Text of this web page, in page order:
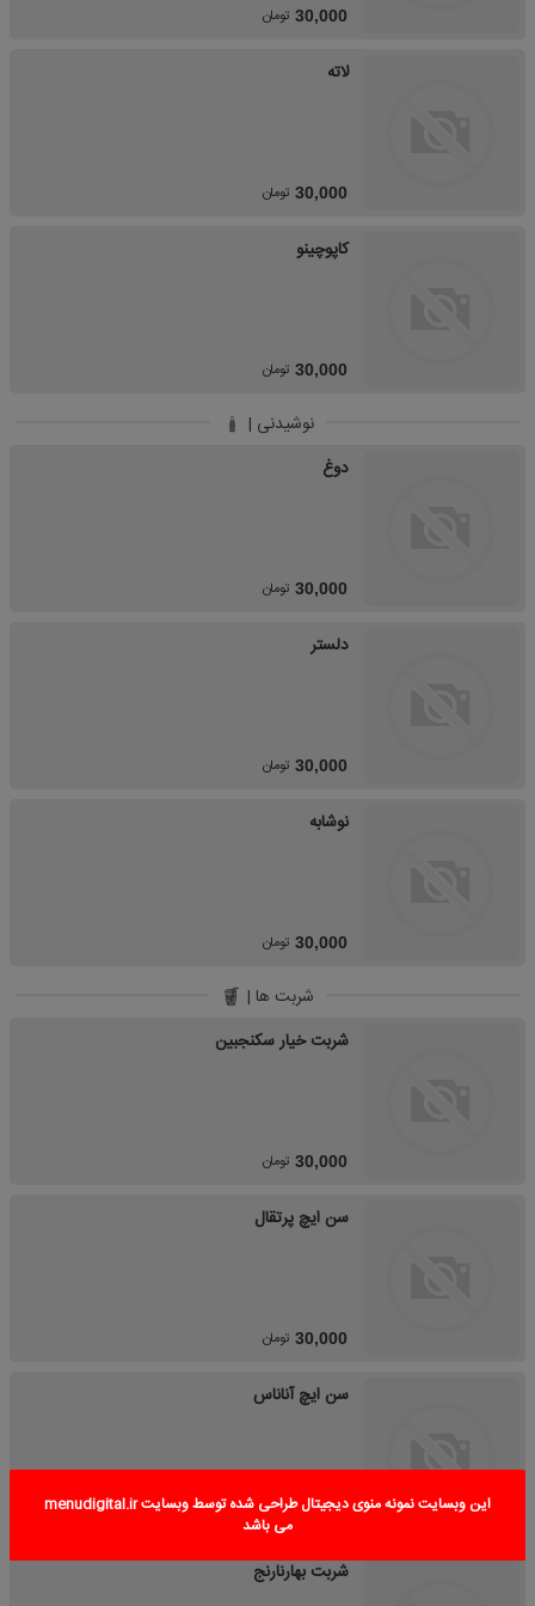
30,000 تومان
لاته
30,000 تومان
کاپوچینو
30,000 تومان
نوشیدنی |
دوغ
30,000 تومان
دلستر
30,000 تومان
نوشابه
30,000 تومان
شربت ها |
شربت خیار سکنجبین
30,000 تومان
سن ایچ پرتقال
30,000 تومان
سن ایچ آناناس
30,000 تومان
شربت بهارنارنج
این وبسایت نمونه منوی دیجیتال طراحی شده توسط وبسایت menudigital.ir
می باشد